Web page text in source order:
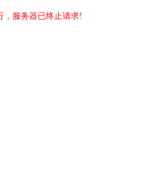
，服务器已终止请求!